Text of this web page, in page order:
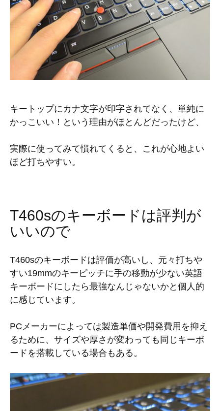
キートップにカナ文字が印字されてなく、単純に
かっこいい！という理由がほとんどだったけど、
実際に使ってみて慣れてくると、これが心地よい
ほど打ちやすい。
T460sのキーボードは評判が
いいので
T460sのキーボードは評価が高いし、元々打ちや
すい19mmのキーピッチに手の移動が少ない英語
キーボードにしたら最強なんじゃないかと個人的
に感じています。
PCメーカーによっては製造単価や開発費用を抑え
るために、サイズや厚さが変わっても同じキーボ
ードを搭載している場合もある。